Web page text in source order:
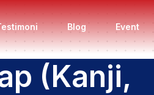
Blog Event
(Kanji,